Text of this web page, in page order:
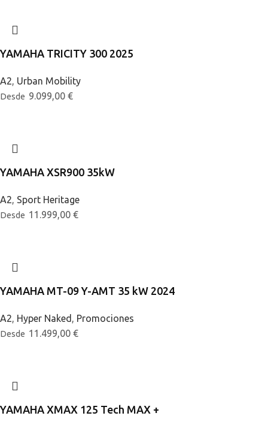
YAMAHA TRICITY 300 2025
A2, Urban Mobility
Desde 9.099,00 €
YAMAHA XSR900 35kW
A2, Sport Heritage
Desde 11.999,00 €
YAMAHA MT-09 Y-AMT 35 kW 2024
A2, Hyper Naked , Promociones
Desde 11.499,00 €
YAMAHA XMAX 125 Tech MAX +